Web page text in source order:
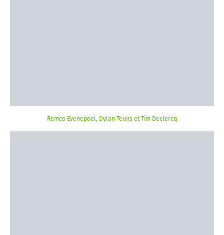
Remco Evenepoel, Dylan Teuns et Tim Declercq